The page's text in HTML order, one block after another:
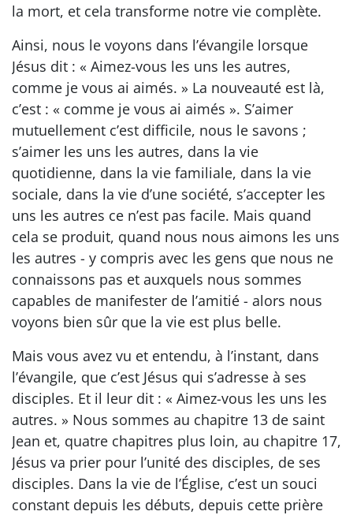
la mort, et cela transforme notre vie complète.
Ainsi, nous le voyons dans l’évangile lorsque
Jésus dit : « Aimez-vous les uns les autres,
comme je vous ai aimés. » La nouveauté est là,
c’est : « comme je vous ai aimés ». S’aimer
mutuellement c’est difficile, nous le savons ;
s’aimer les uns les autres, dans la vie
quotidienne, dans la vie familiale, dans la vie
sociale, dans la vie d’une société, s’accepter les
uns les autres ce n’est pas facile. Mais quand
cela se produit, quand nous nous aimons les uns
les autres - y compris avec les gens que nous ne
connaissons pas et auxquels nous sommes
capables de manifester de l’amitié - alors nous
voyons bien sûr que la vie est plus belle.
Mais vous avez vu et entendu, à l’instant, dans
l’évangile, que c’est Jésus qui s’adresse à ses
disciples. Et il leur dit : « Aimez-vous les uns les
autres. » Nous sommes au chapitre 13 de saint
Jean et, quatre chapitres plus loin, au chapitre 17,
Jésus va prier pour l’unité des disciples, de ses
disciples. Dans la vie de l’Église, c’est un souci
constant depuis les débuts, depuis cette prière